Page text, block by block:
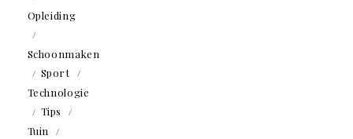
Opleiding
Schoonmaken
Sport
Technologie
Tips
Tuin